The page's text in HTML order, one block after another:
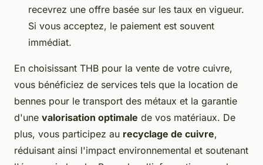
recevrez une offre basée sur les taux en vigueur.
Si vous acceptez, le paiement est souvent
immédiat.
En choisissant THB pour la vente de votre cuivre,
vous bénéficiez de services tels que la location de
bennes pour le transport des métaux et la garantie
d'une valorisation optimale de vos matériaux. De
plus, vous participez au recyclage de cuivre,
réduisant ainsi l'impact environnemental et soutenant